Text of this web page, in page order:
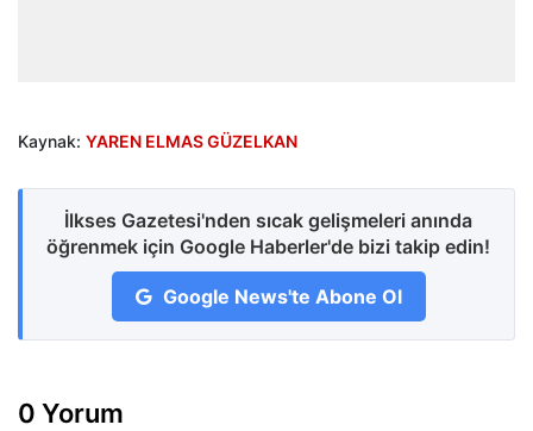
Kaynak: YAREN ELMAS GÜZELKAN
İlkses Gazetesi'nden sıcak gelişmeleri anında
öğrenmek için Google Haberler'de bizi takip edin!
Google News'te Abone Ol
0 Yorum